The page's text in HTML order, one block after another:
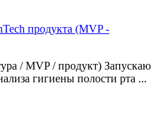
продукта (MVP -
/ MVP / продукт) Запускаю
гигиены полости рта ...